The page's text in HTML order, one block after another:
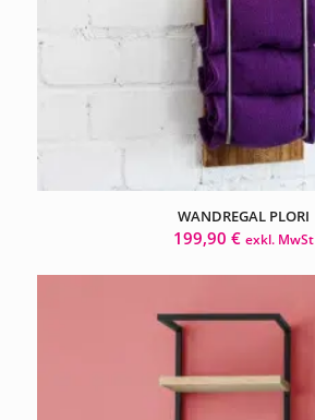
WANDREGAL PLORI
199,90€ exkl. MwSt